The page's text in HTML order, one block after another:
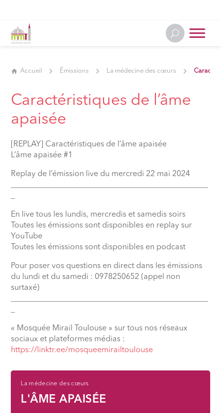
Accueil Émissions La médecine des cœurs
Caractéristiques de l’âme
apaisée
[REPLAY] Caractéristiques de l’âme apaisée
L’âme apaisée #1
Replay de l’émission live du mercredi 22 mai 2024
En live tous les lundis, mercredis et samedis soirs
Toutes les émissions sont disponibles en replay sur
YouTube
Toutes les émissions sont disponibles en podcast
Pour poser vos questions en direct dans les émissions
du lundi et du samedi : 0978250652 (appel non
surtaxé)
« Mosquée Mirail Toulouse » sur tous nos réseaux
sociaux et plateformes médias :
⁠https://linktr.ee/mosqueemirailtoulouse
La médecine des cœurs
L'ÂME APAISÉE